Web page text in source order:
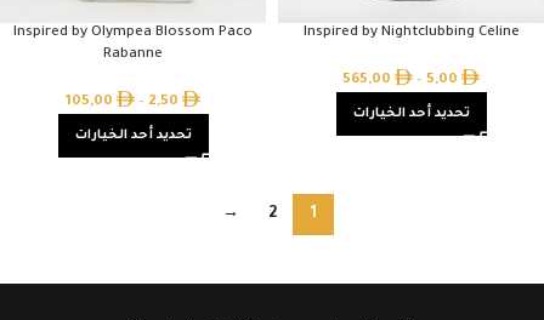
Inspired by Nightclubbing Celine
5,00
–
565,00
تحديد أحد الخيارات
Inspired by Olympea Blossom Paco
Rabanne
2,50
–
105,00
تحديد أحد الخيارات
1
2
→